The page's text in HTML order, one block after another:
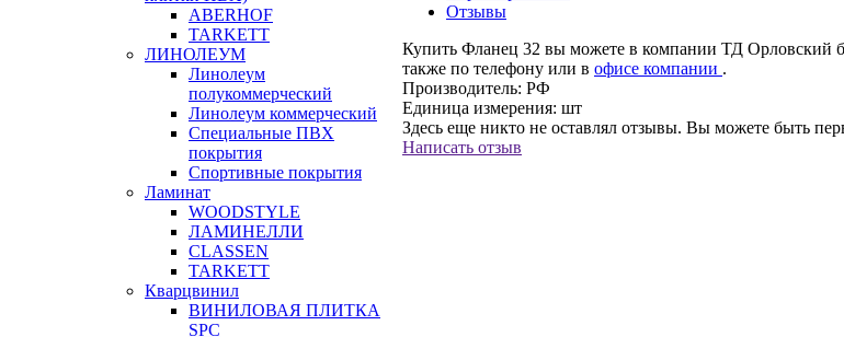
ABERHOF
TARKETT
ЛИНОЛЕУМ
Линолеум
полукоммерческий
Линолеум коммерческий
Специальные ПВХ
покрытия
Спортивные покрытия
Ламинат
WOODSTYLE
ЛАМИНЕЛЛИ
CLASSEN
TARKETT
Кварцвинил
ВИНИЛОВАЯ ПЛИТКА
SPC
Отзывы
Купить Фланец 32 вы можете в компании ТД Орловский
также по телефону или в офисе компании .
Производитель: РФ
Единица измерения: шт
Здесь еще никто не оставлял отзывы. Вы можете быть
Написать отзыв